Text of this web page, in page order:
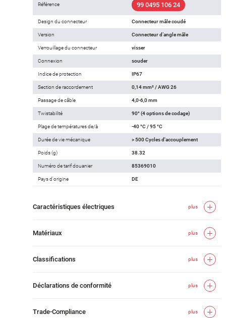
Référence 99 0495 106 24
Design du connecteur Connecteur mâle coudé
Version Connecteur d‘angle mâle
Verrouillage du connecteur visser
Connexion souder
Indice de protection IP67
Section de raccordement 0,14 mm² / AWG 26
Passage de câble 4,0-6,0 mm
Twistabilité 90° (4 options de codage)
Plage de températures de/à -40 °C / 95 °C
Durée de vie mécanique > 500 Cycles d'accouplement
Poids (g) 38.32
Numéro de tarif douanier 85369010
Pays d'origine DE
Caractéristiques électriques plus
Matériaux plus
Classifications plus
Déclarations de conformité plus
Trade-Compliance plus